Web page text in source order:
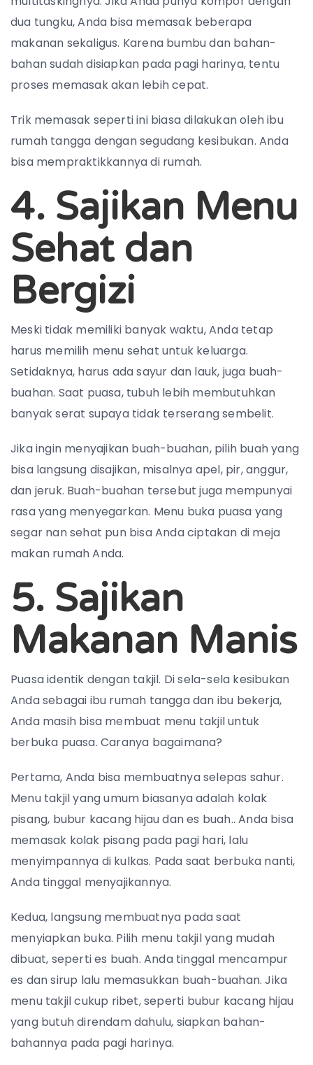
dua tungku, Anda bisa memasak beberapa
makanan sekaligus. Karena bumbu dan bahan-
bahan sudah disiapkan pada pagi harinya, tentu
proses memasak akan lebih cepat.
Trik memasak seperti ini biasa dilakukan oleh ibu
rumah tangga dengan segudang kesibukan. Anda
bisa mempraktikkannya di rumah.
4. Sajikan Menu
Sehat dan
Bergizi
Meski tidak memiliki banyak waktu, Anda tetap
harus memilih menu sehat untuk keluarga.
Setidaknya, harus ada sayur dan lauk, juga buah-
buahan. Saat puasa, tubuh lebih membutuhkan
banyak serat supaya tidak terserang sembelit.
Jika ingin menyajikan buah-buahan, pilih buah yang
bisa langsung disajikan, misalnya apel, pir, anggur,
dan jeruk. Buah-buahan tersebut juga mempunyai
rasa yang menyegarkan. Menu buka puasa yang
segar nan sehat pun bisa Anda ciptakan di meja
makan rumah Anda.
5. Sajikan
Makanan Manis
Puasa identik dengan takjil. Di sela-sela kesibukan
Anda sebagai ibu rumah tangga dan ibu bekerja,
Anda masih bisa membuat menu takjil untuk
berbuka puasa. Caranya bagaimana?
Pertama, Anda bisa membuatnya selepas sahur.
Menu takjil yang umum biasanya adalah kolak
pisang, bubur kacang hijau dan es buah.. Anda bisa
memasak kolak pisang pada pagi hari, lalu
menyimpannya di kulkas. Pada saat berbuka nanti,
Anda tinggal menyajikannya.
Kedua, langsung membuatnya pada saat
menyiapkan buka. Pilih menu takjil yang mudah
dibuat, seperti es buah. Anda tinggal mencampur
es dan sirup lalu memasukkan buah-buahan. Jika
menu takjil cukup ribet, seperti bubur kacang hijau
yang butuh direndam dahulu, siapkan bahan-
bahannya pada pagi harinya.